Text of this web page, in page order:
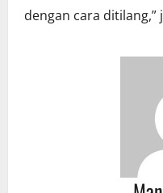
dengan cara ditilang,”